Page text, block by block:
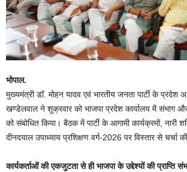
भोपाल.
मुख्यमंत्री डॉ. मोहन यादव एवं भारतीय जनता पार्टी के प्रदेश
खण्डेलवाल ने शुक्रवार को भाजपा प्रदेश कार्यालय में संभाग और
को संबोधित किया। बैठक में पार्टी के आगामी कार्यक्रमों, नारी
दीनदयाल उपाध्याय प्रशिक्षण वर्ग-2026 पर विस्तार से चर्चा
कार्यकर्ताओं की एकजुटता से ही भाजपा के उद्देश्यों की प्राप्ति